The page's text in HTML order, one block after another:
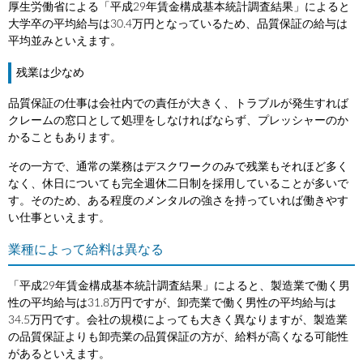
厚生労働省による「平成29年賃金構成基本統計調査結果」によると
大学卒の平均給与は30.4万円となっているため、品質保証の給与は
平均並みといえます。
残業は少なめ
品質保証の仕事は会社内での責任が大きく、トラブルが発生すれば
クレームの窓口として処理をしなければならず、プレッシャーのか
かることもあります。
その一方で、通常の業務はデスクワークのみで残業もそれほど多く
なく、休日についても完全週休二日制を採用していることが多いで
す。そのため、ある程度のメンタルの強さを持っていれば働きやす
い仕事といえます。
業種によって給料は異なる
「平成29年賃金構成基本統計調査結果」によると、製造業で働く男
性の平均給与は31.8万円ですが、卸売業で働く男性の平均給与は
34.5万円です。会社の規模によっても大きく異なりますが、製造業
の品質保証よりも卸売業の品質保証の方が、給料が高くなる可能性
があるといえます。